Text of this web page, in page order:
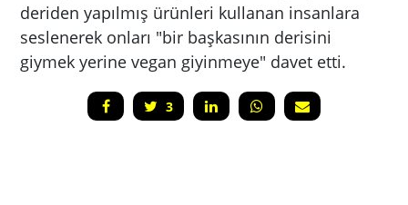
deriden yapılmış ürünleri kullanan insanlara
seslenerek onları "bir başkasının derisini
giymek yerine vegan giyinmeye" davet etti.
3